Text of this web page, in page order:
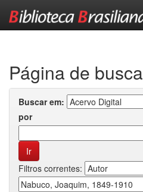
Página de busca
Buscar em:
por
Filtros correntes: